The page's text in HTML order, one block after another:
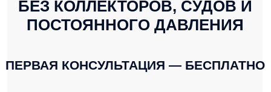
ПЕРВАЯ КОНСУЛЬТАЦИЯ — БЕСПЛАТНО
45 12